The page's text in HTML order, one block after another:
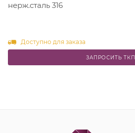
нерж.сталь 316
Доступно для заказа
ЗАПРОСИТЬ ТКП